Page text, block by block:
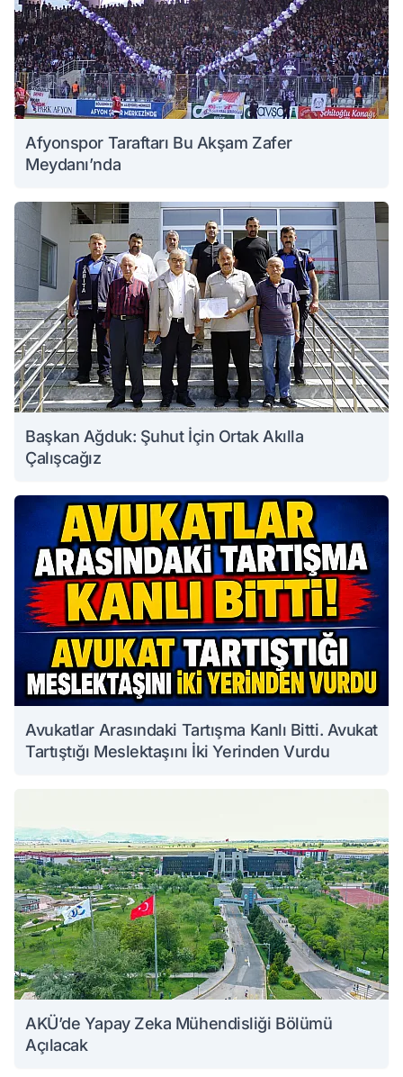
Afyonspor Taraftarı Bu Akşam Zafer
Meydanı’nda
Başkan Ağduk: Şuhut İçin Ortak Akılla
Çalışcağız
Avukatlar Arasındaki Tartışma Kanlı Bitti. Avukat
Tartıştığı Meslektaşını İki Yerinden Vurdu
AKÜ’de Yapay Zeka Mühendisliği Bölümü
Açılacak